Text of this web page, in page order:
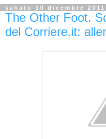
sabato 10 dicembre 2011
The Other Foot.
del Corriere.it: